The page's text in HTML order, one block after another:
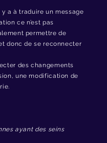
a à traduire un message
ce n’est pas
permettre de
donc de se reconnecter
des changements
une modification de
ayant des seins